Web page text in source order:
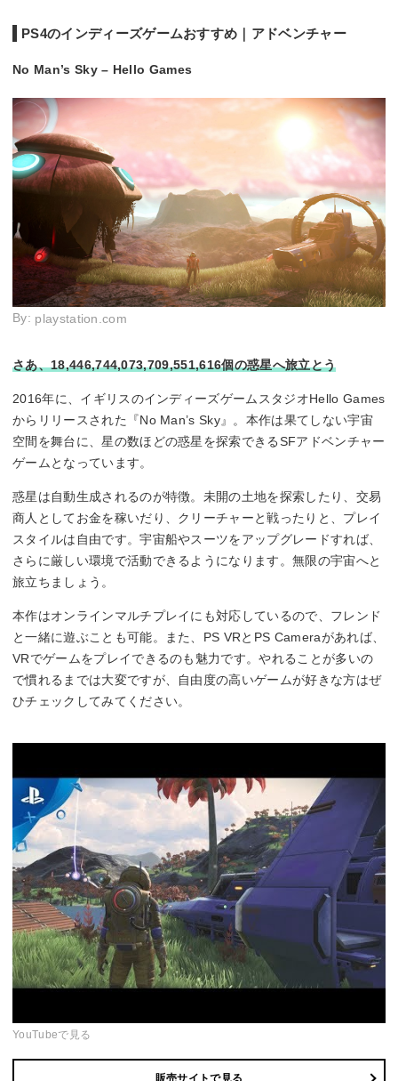
PS4のインディーズゲームおすすめ｜アドベンチャー
No Man’s Sky – Hello Games
By: playstation.com
さあ、18,446,744,073,709,551,616個の惑星へ旅立とう
2016年に、イギリスのインディーズゲームスタジオHello Games
からリリースされた『No Man’s Sky』。本作は果てしない宇宙
空間を舞台に、星の数ほどの惑星を探索できるSFアドベンチャー
ゲームとなっています。
惑星は自動生成されるのが特徴。未開の土地を探索したり、交易
商人としてお金を稼いだり、クリーチャーと戦ったりと、プレイ
スタイルは自由です。宇宙船やスーツをアップグレードすれば、
さらに厳しい環境で活動できるようになります。無限の宇宙へと
旅立ちましょう。
本作はオンラインマルチプレイにも対応しているので、フレンド
と一緒に遊ぶことも可能。また、PS VRとPS Cameraがあれば、
VRでゲームをプレイできるのも魅力です。やれることが多いの
で慣れるまでは大変ですが、自由度の高いゲームが好きな方はぜ
ひチェックしてみてください。
YouTubeで見る
販売サイトで見る